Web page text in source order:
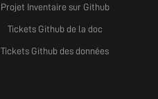
Projet Inventaire sur Github
Tickets Github de la doc
Tickets Github des données